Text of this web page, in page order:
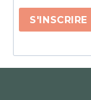
S'INSCRIRE